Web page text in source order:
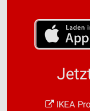
IKEA